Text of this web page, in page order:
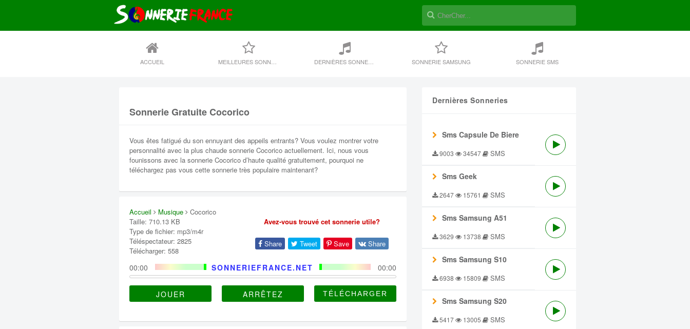
ACCUEIL SONNERIE SAMSUNG SONNERIE SMS
Sonnerie Gratuite Cocorico
Vous êtes fatigué du son ennuyant des appeils entrants? Vous voulez montrer votre
personnalité avec la plus chaude sonnerie Cocorico actuellement. Ici, nous vous
founissons avec la sonnerie Cocorico d’haute qualité gratuitement, pourquoi ne
téléchargez pas vous cette sonnerie très populaire maintenant?
Accueil Musique
Cocorico
Taille: 710.13 KB
Type de fichier: mp3/m4r
Téléspectateur: 2825
Télécharger: 558
Avez-vous trouvé cet sonnerie utile?
Share Tweet Save Share
SONNERIEFRANCE.NET
00:00 00:00
JOUER ARRÊTEZ
Dernières Sonneries
Sms Capsule De Biere
9003 34547 SMS
Sms Geek
2647 15761 SMS
Sms Samsung A51
3629 13738 SMS
Sms Samsung S10
6938 15809 SMS
Sms Samsung S20
5417 13005 SMS